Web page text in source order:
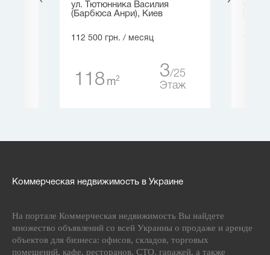
ул. Тютюнника Василия
(Барбюса Анри), Киев
112 500 грн. / месяц
118 m2 3 25
Этаж
Коммерческая недвижимость в Украине
На портале Коммерческая недвижимость Вы найдете
множество объявлений со всей Украины о продаже и аренде
объектов для бизнеса: офисов, складов, торговых
помещений, кафе, ресторанов, СТО, гаражей, а также